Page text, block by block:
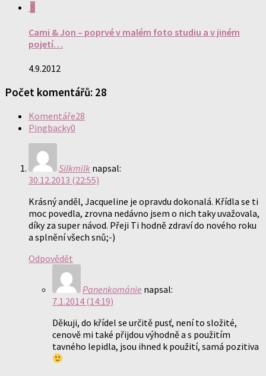
8
Cami & Jon – poprvé v malém foto studiu a v jiném
pojetí…
4.9.2012
Počet komentářů: 28
Komentáře28
Pingbacky0
Silkmilk napsal:
30.12.2013 (22:55)
Krásný anděl, Jacqueline je opravdu dokonalá. Křídla se ti
moc povedla, zrovna nedávno jsem o nich taky uvažovala,
díky za super návod. Přeji Ti hodně zdraví do nového roku
a splnění všech snů;-)
Odpovědět
Panenkománie napsal:
7.1.2014 (14:19)
Děkuji, do křídel se určitě pusť, není to složité,
cenově mi také přijdou výhodně a s použitím
tavného lepidla, jsou ihned k použití, samá pozitiva